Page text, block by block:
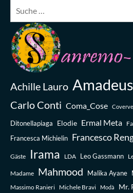
Achille Lauro Amadeus
Carlo Conti Coma_Cose
Ditonellapiaga Elodie Ermal Meta
Francesca Michielin Francesco
Gäste Irama LDA Leo Gassmann
Madame Mahmood Malika Ayane
Massimo Ranieri Michele Bravi Modà Mr.